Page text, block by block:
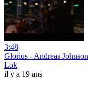
3:48
Glorius - Andreas Johnson
Lok
il y a 19 ans